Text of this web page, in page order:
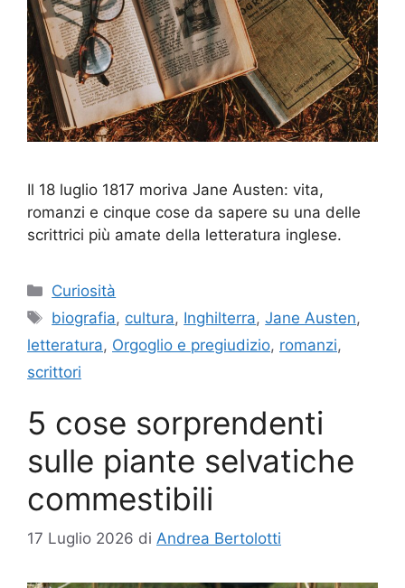
Il 18 luglio 1817 moriva Jane Austen: vita,
romanzi e cinque cose da sapere su una delle
scrittrici più amate della letteratura inglese.
Categorie
Curiosità
Tag
biografia, cultura, Inghilterra,Jane Austen,
letteratura, Orgoglio e pregiudizio, romanzi,
scrittori
5 cose sorprendenti
sulle piante selvatiche
commestibili
17 Luglio 2026 di Andrea Bertolotti